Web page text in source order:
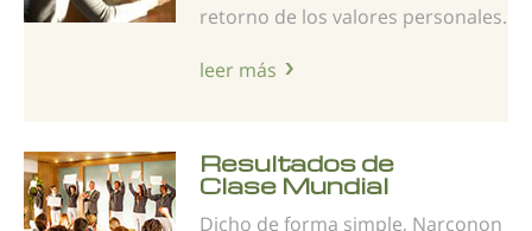
retorno de los valores personales.
leer más
Resultados de
Clase Mundial
Dicho de forma simple, Narconon